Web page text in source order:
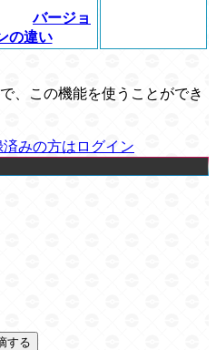
バージョ
の違い
、この機能を使うことができ
済みの方はログイン
する